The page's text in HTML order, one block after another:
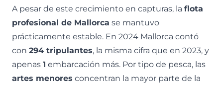
A pesar de este crecimiento en capturas, la flota
profesional de Mallorca se mantuvo
prácticamente estable. En 2024 Mallorca contó
con 294 tripulantes, la misma cifra que en 2023, y
apenas 1 embarcación más. Por tipo de pesca, las
artes menores concentran la mayor parte de la